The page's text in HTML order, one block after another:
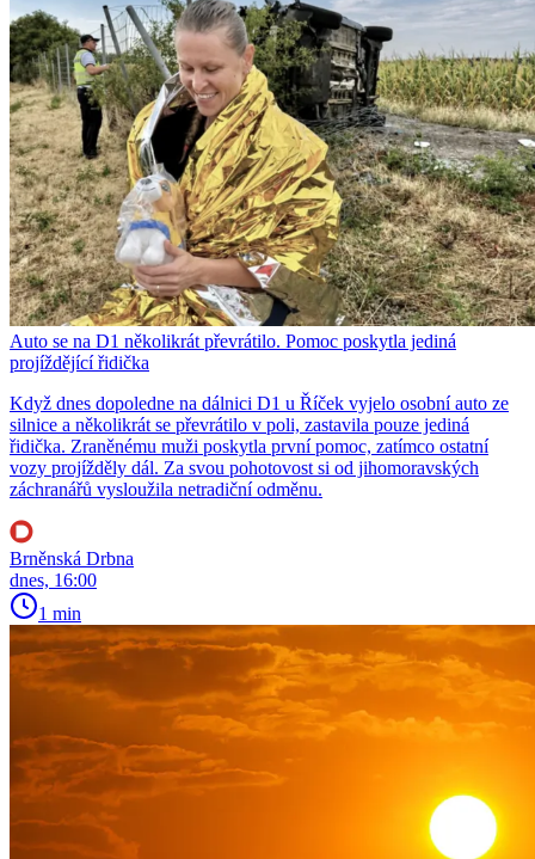
Auto se na D1 několikrát převrátilo. Pomoc poskytla jediná
projíždějící řidička
Když dnes dopoledne na dálnici D1 u Říček vyjelo osobní auto ze
silnice a několikrát se převrátilo v poli, zastavila pouze jediná
řidička. Zraněnému muži poskytla první pomoc, zatímco ostatní
vozy projížděly dál. Za svou pohotovost si od jihomoravských
záchranářů vysloužila netradiční odměnu.
Brněnská Drbna
dnes, 16:00
1 min